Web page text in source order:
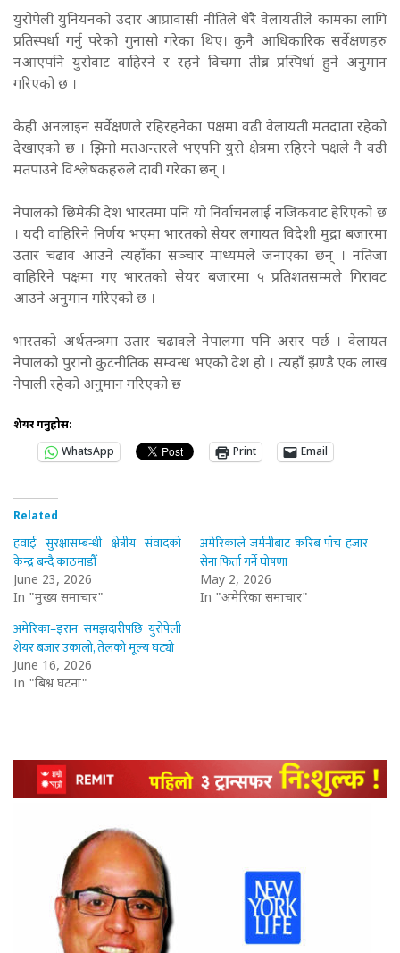
युरोपेली युनियनको उदार आप्रावासी नीतिले धेरै वेलायतीले कामका लागि
प्रतिस्पर्धा गर्नु परेको गुनासो गरेका थिए। कुनै आधिकारिक सर्वेक्षणहरु
नआएपनि युरोवाट वाहिरने र रहने विचमा तीब्र प्रस्पिर्धा हुने अनुमान
गरिएको छ ।
केही अनलाइन सर्वेक्षणले रहिरहनेका पक्षमा वढी वेलायती मतदाता रहेको
देखाएको छ । झिनो मतअन्तरले भएपनि युरो क्षेत्रमा रहिरने पक्षले नै वढी
मतपाउने विश्लेषकहरुले दावी गरेका छन् ।
नेपालको छिमेकी देश भारतमा पनि यो निर्वाचनलाई नजिकवाट हेरिएको छ
। यदी वाहिरिने निर्णय भएमा भारतको सेयर लगायत विदेशी मुद्रा बजारमा
उतार चढाव आउने त्यहाँका सञ्चार माध्यमले जनाएका छन् । नतिजा
वाहिरिने पक्षमा गए भारतको सेयर बजारमा ५ प्रतिशतसम्मले गिरावट
आउने अनुमान गरिएको छ ।
भारतको अर्थतन्त्रमा उतार चढावले नेपालमा पनि असर पर्छ । वेलायत
नेपालको पुरानो कुटनीतिक सम्वन्ध भएको देश हो । त्यहाँ झण्डै एक लाख
नेपाली रहेको अनुमान गरिएको छ
शेयर गर्नुहोस:
WhatsApp
Print Email
Related
हवाई सुरक्षासम्बन्धी क्षेत्रीय संवादको
केन्द्र बन्दै काठमाडौँ
June 23, 2026
In "मुख्य समाचार"
अमेरिकाले जर्मनीबाट करिब पाँच हजार
सेना फिर्ता गर्ने घोषणा
May 2, 2026
In "अमेरिका समाचार"
अमेरिका–इरान समझदारीपछि युरोपेली
शेयर बजार उकालो, तेलको मूल्य घट्यो
June 16, 2026
In "बिश्व घटना"